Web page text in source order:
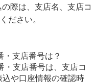
際は、支店名、支店コ
ださい。
・支店番号は？
・支店番号は、支店コ
や口座情報の確認時